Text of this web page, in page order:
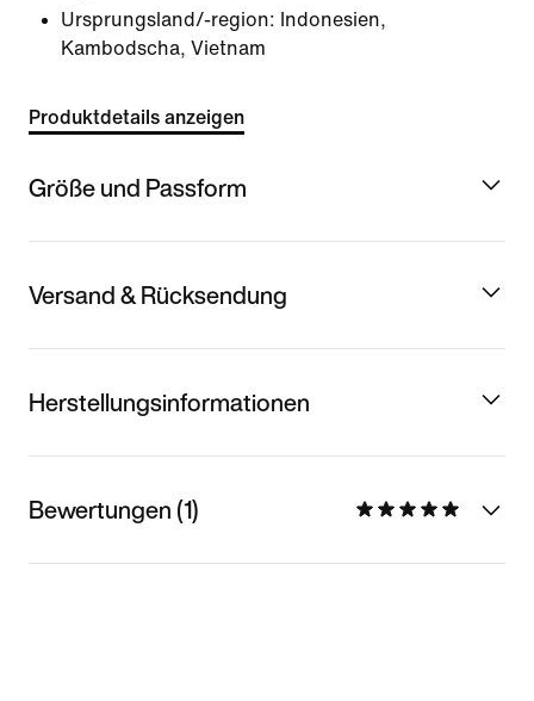
Ursprungsland/-region: Indonesien,
Kambodscha, Vietnam
Produktdetails anzeigen
Größe und Passform
Versand & Rücksendung
Herstellungsinformationen
Bewertungen (1)